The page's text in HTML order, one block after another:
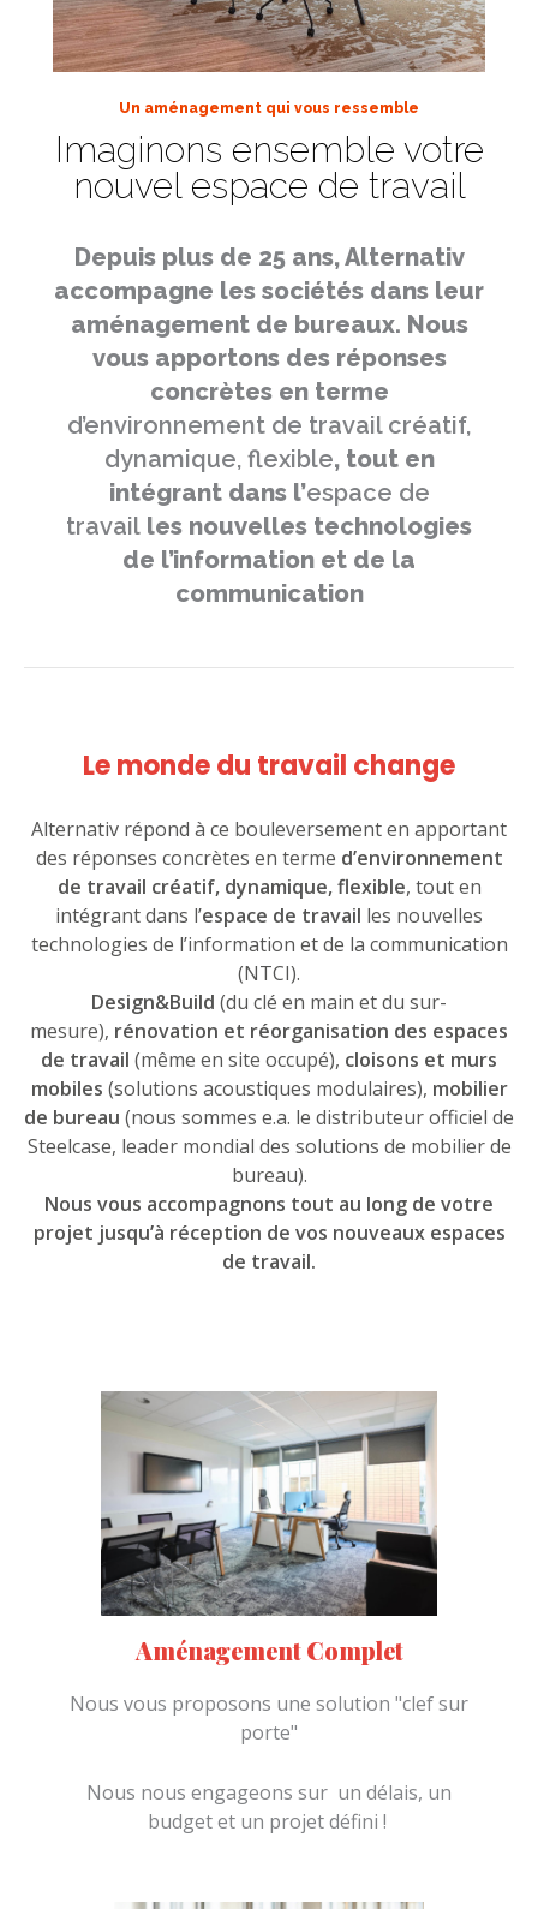
Un aménagement qui vous ressemble
Imaginons ensemble votre
nouvel espace de travail
Depuis plus de 25 ans, Alternativ
accompagne les sociétés dans leur
aménagement de bureaux. Nous
vous apportons des réponses
concrètes en terme
d’environnement de travail créatif,
dynamique, flexible, tout en
intégrant dans l’espace de
travail les nouvelles technologies
de l’information et de la
communication
Le monde du travail change
Alternativ répond à ce bouleversement en apportant
des réponses concrètes en terme d’environnement
de travail créatif, dynamique, flexible, tout en
intégrant dans l’espace de travail les nouvelles
technologies de l’information et de la communication
(NTCI).
Design&Build (du clé en main et du sur-
mesure), rénovation et réorganisation des espaces
de travail (même en site occupé), cloisons et murs
mobiles (solutions acoustiques modulaires), mobilier
de bureau (nous sommes e.a. le distributeur officiel de
Steelcase, leader mondial des solutions de mobilier de
bureau).
Nous vous accompagnons tout au long de votre
projet jusqu’à réception de vos nouveaux espaces
de travail.
Aménagement Complet
Nous vous proposons une solution "clef sur
porte"
Nous nous engageons sur un délais, un
budget et un projet défini !